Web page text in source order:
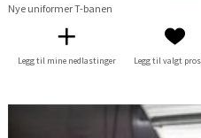
Nye uniformer T-banen
Legg til mine nedlastinger Legg til valgt